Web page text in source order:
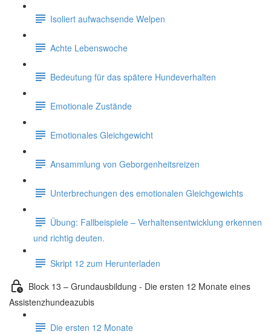
Isoliert aufwachsende Welpen
Achte Lebenswoche
Bedeutung für das spätere Hundeverhalten
Emotionale Zustände
Emotionales Gleichgewicht
Ansammlung von Geborgenheitsreizen
Unterbrechungen des emotionalen Gleichgewichts
Übung: Fallbeispiele – Verhaltensentwicklung erkennen
und richtig deuten.
Skript 12 zum Herunterladen
Block 13 – Grundausbildung - Die ersten 12 Monate eines
Assistenzhundeazubis
Die ersten 12 Monate